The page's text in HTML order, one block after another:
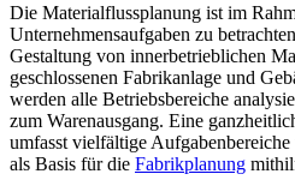
Die Materialflussplanung ist im
Unternehmensaufgaben zu
Gestaltung von innerbetrieblichen
geschlossenen Fabrikanlage und
werden alle Betriebsbereiche
zum Warenausgang. Eine
umfasst vielfältige
als Basis für die Fabrikplanung